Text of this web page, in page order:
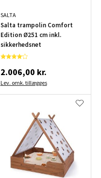
SALTA
Salta trampolin Comfort
Edition Ø251 cm inkl.
sikkerhedsnet
2.006,00 kr.
Lev. omk. tillægges